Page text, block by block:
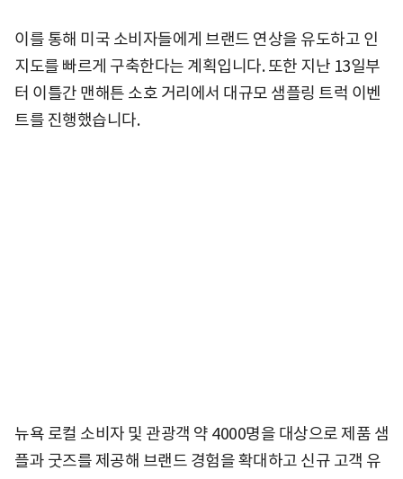
이를 통해 미국 소비자들에게 브랜드 연상을 유도하고 인
지도를 빠르게 구축한다는 계획입니다. 또한 지난 13일부
터 이틀간 맨해튼 소호 거리에서 대규모 샘플링 트럭 이벤
트를 진행했습니다.
뉴욕 로컬 소비자 및 관광객 약 4000명을 대상으로 제품 샘
플과 굿즈를 제공해 브랜드 경험을 확대하고 신규 고객 유